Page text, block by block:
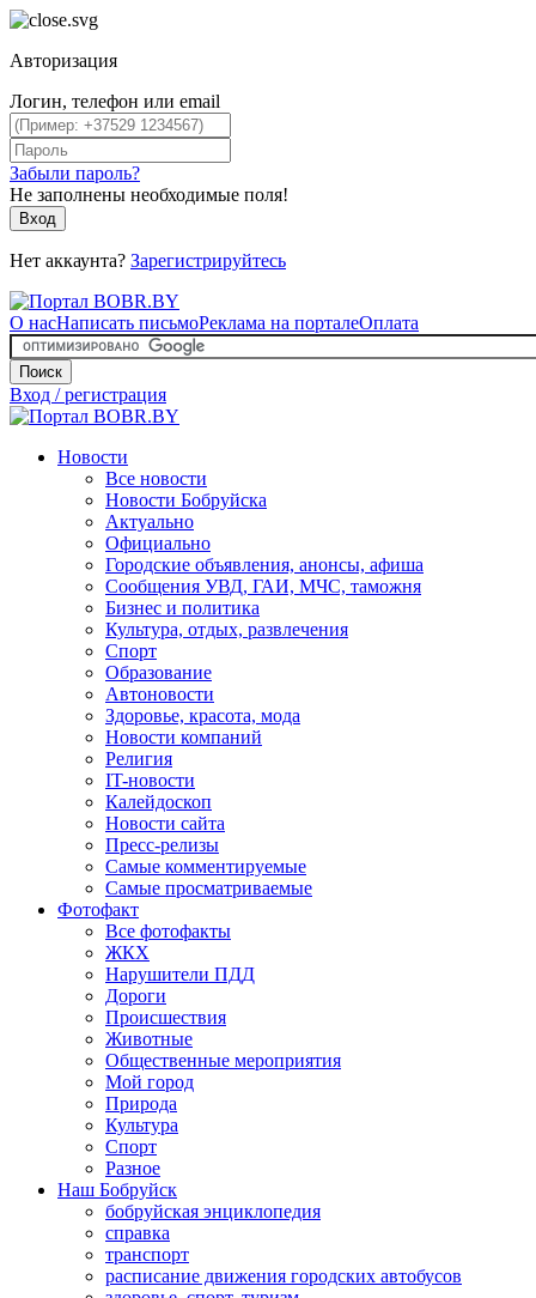
Авторизация
Логин, телефон или email
Забыли пароль?
Не заполнены необходимые поля!
Вход
Нет аккаунта? Зарегистрируйтесь
О насНаписать письмоРеклама на порталеОплата
Поиск
Вход / регистрация
Новости
Все новости
Новости Бобруйска
Актуально
Официально
Городские объявления, анонсы, афиша
Сообщения УВД, ГАИ, МЧС, таможня
Бизнес и политика
Культура, отдых, развлечения
Спорт
Образование
Автоновости
Здоровье, красота, мода
Новости компаний
Религия
IT-новости
Калейдоскоп
Новости сайта
Пресс-релизы
Самые комментируемые
Самые просматриваемые
Фотофакт
Все фотофакты
ЖКХ
Нарушители ПДД
Дороги
Происшествия
Животные
Общественные мероприятия
Мой город
Природа
Культура
Спорт
Разное
Наш Бобруйск
бобруйская энциклопедия
справка
транспорт
расписание движения городских автобусов